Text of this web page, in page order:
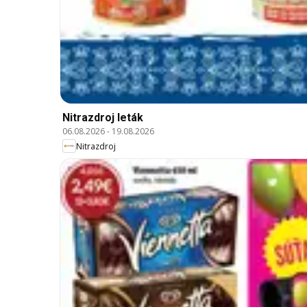
Nitrazdroj leták
06.08.2026- 19.08.2026
Nitrazdroj